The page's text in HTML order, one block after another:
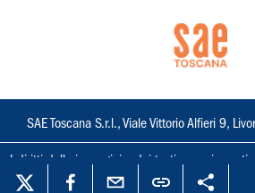
SAE Toscana S.r.l., Viale Vittorio Alfieri 9,
I diritti delle immagini e dei testi sono riservati.
loro riproduzione con qualsiasi mezzo e